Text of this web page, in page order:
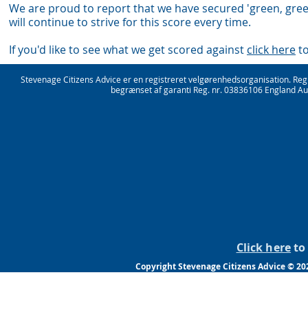
We are proud to report that we have secured 'green,
will continue to strive for this score every time.
If you'd like to see what we get scored against click here
Stevenage Citizens Advice er en registreret velgørenhedsorganisation.
begrænset af garanti Reg. nr. 03836106 England
Click hereto
Copyright Stevenage Citizens Advice ©